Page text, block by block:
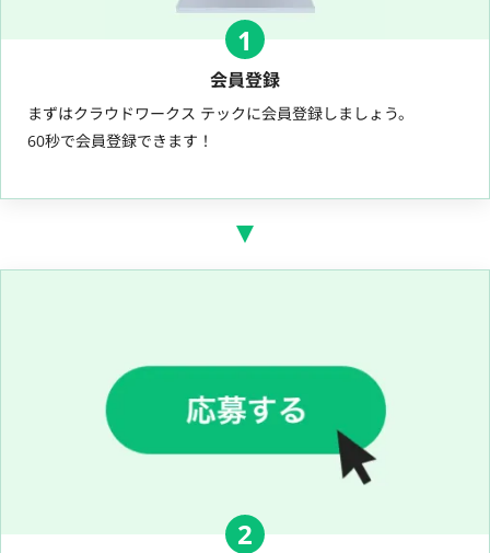
1
会員登録
まずはクラウドワークス テックに会員登録しましょう。
60秒で会員登録できます！
2